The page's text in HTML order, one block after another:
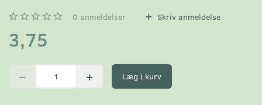
0 anmeldelser Skriv anmeldelse
3,75
Læg i kurv